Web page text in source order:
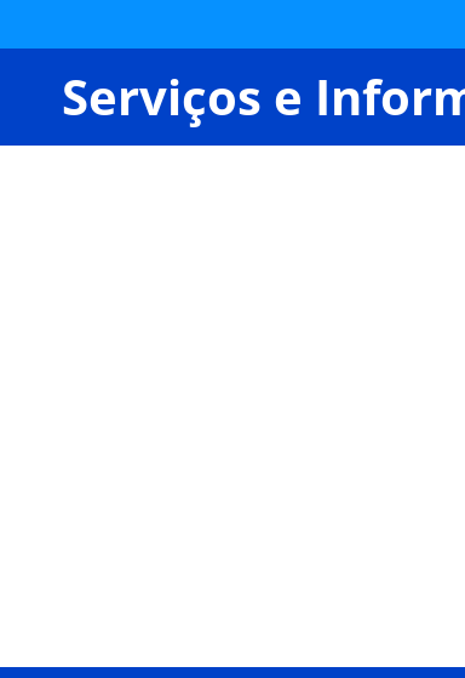
Serviços e